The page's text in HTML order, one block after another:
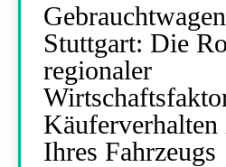
Stuttgart: Die
regionaler
Käuferverhalten
Ihres Fahrzeugs